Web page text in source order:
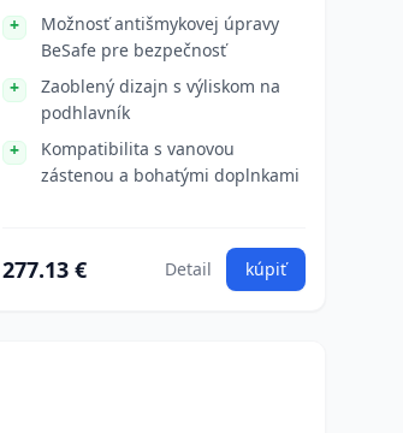
Možnosť antišmykovej úpravy
BeSafe pre bezpečnosť
Zaoblený dizajn s výliskom na
podhlavník
Kompatibilita s vanovou
zástenou a bohatými doplnkami
277.13 € Detail kúpiť